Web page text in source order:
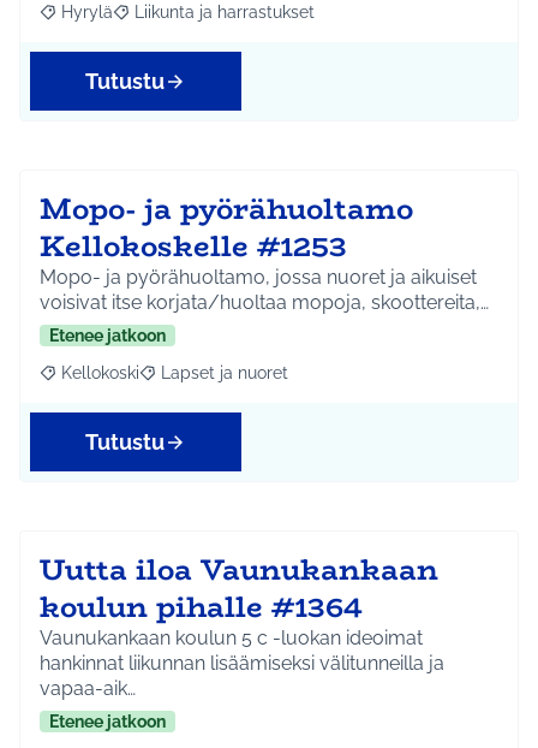
Rajaa tulokset aihepiirin mukaan: Hyrylä
Hyrylä Rajaa tulokset teeman mukaan: Liikunta ja
Liikunta ja harrastukset
Tutustu
Mopo- ja pyörähuoltamo
Kellokoskelle #1253
Mopo- ja pyörähuoltamo, jossa nuoret ja aikuiset
voisivat itse korjata/huoltaa mopoja, skoottereita,…
Etenee jatkoon
Rajaa tulokset aihepiirin mukaan: Kellokoski
Kellokoski Rajaa tulokset teeman mukaan: Lapset ja nuoret
Lapset ja nuoret
Tutustu
Uutta iloa Vaunukankaan
koulun pihalle #1364
Vaunukankaan koulun 5 c -luokan ideoimat
hankinnat liikunnan lisäämiseksi välitunneilla ja
vapaa-aik…
Etenee jatkoon